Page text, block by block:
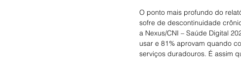
O ponto mais profundo do
sofre de descontinuidade
a Nexus/CNI – Saúde Digital
usar e 81% aprovam quando
serviços duradouros. É assim